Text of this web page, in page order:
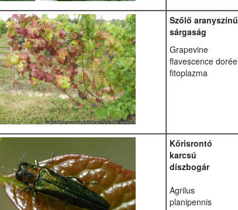
Szőlő aranyszínű
sárgaság
Grapevine
flavescence dorée
fitoplazma
Kőrisrontó
karcsú
díszbogár
Agrilus
planipennis